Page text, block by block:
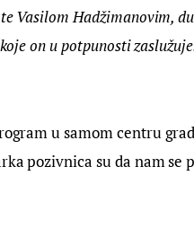
Vasilom Hadžimanovim,
on u potpunosti
u samom centru
pozivnica su da nam